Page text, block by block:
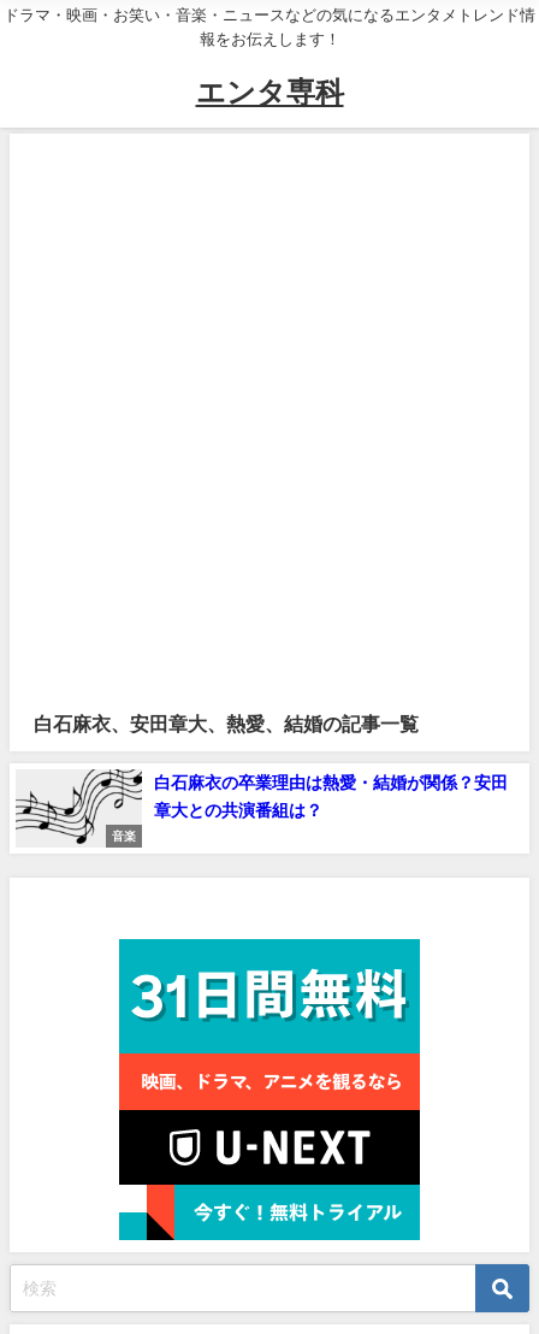
ドラマ・映画・お笑い・音楽・ニュースなどの気になるエンタメトレンド情
報をお伝えします！
エンタ専科
白石麻衣、安田章大、熱愛、結婚の記事一覧
音楽
白石麻衣の卒業理由は熱愛・結婚が関係？安田
章大との共演番組は？